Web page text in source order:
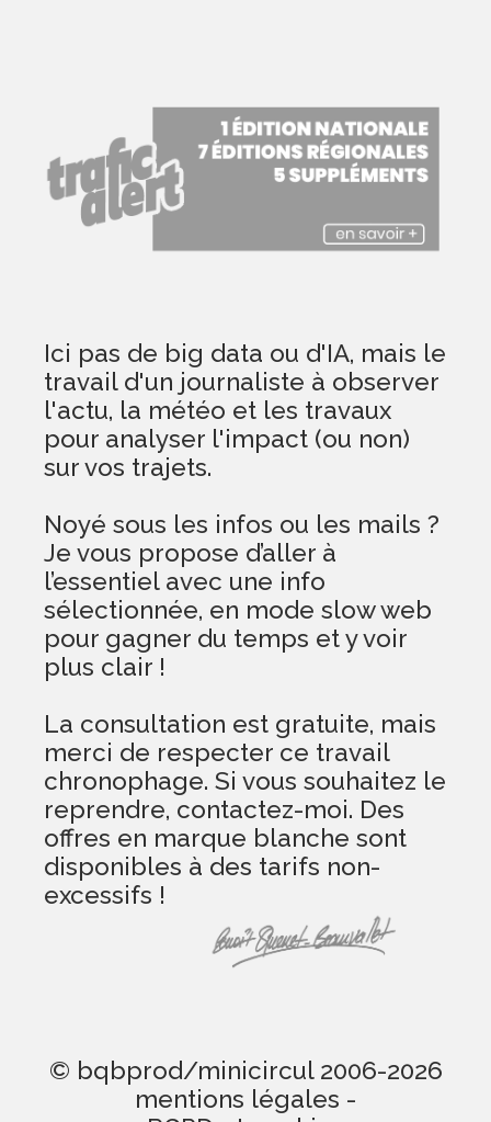
Ici pas de big data ou d'IA, mais le
travail d'un journaliste à observer
l'actu, la météo et les travaux
pour analyser l'impact (ou non)
sur vos trajets.
Noyé sous les infos ou les mails ?
Je vous propose d’aller à
l’essentiel avec une info
sélectionnée, en mode slow web
pour gagner du temps et y voir
plus clair !
La consultation est gratuite, mais
merci de respecter ce travail
chronophage. Si vous souhaitez le
reprendre, contactez-moi. Des
offres en marque blanche sont
disponibles à des tarifs non-
excessifs !
© bqbprod/minicircul 2006-2026
mentions légales -